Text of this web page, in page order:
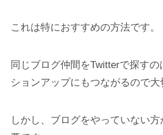
これは特におすすめの方法です。
同じブログ仲間をTwitterで探す
ションアップにもつながるので大
しかし、ブログをやっていない